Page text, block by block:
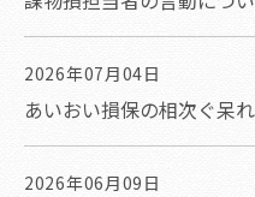
2026年07月04日
あいおい損保の相次ぐ呆
2026年06月09日